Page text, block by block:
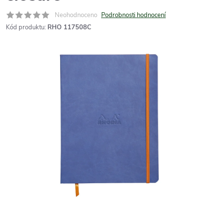
Neohodnoceno Podrobnosti hodnocení
Kód produktu: RHO 117508C